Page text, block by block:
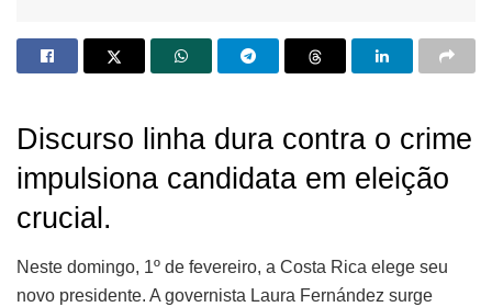
Discurso linha dura contra o crime
impulsiona candidata em eleição
crucial.
Neste domingo, 1º de fevereiro, a Costa Rica elege seu
novo presidente. A governista Laura Fernández surge